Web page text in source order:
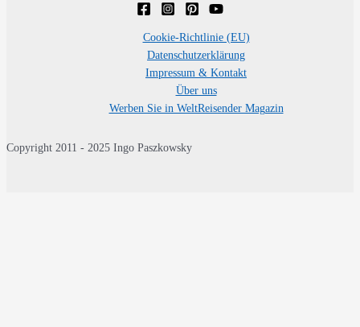
Cookie-Richtlinie (EU)
Datenschutzerklärung
Impressum & Kontakt
Über uns
Werben Sie in WeltReisender Magazin
Copyright 2011 - 2025 Ingo Paszkowsky